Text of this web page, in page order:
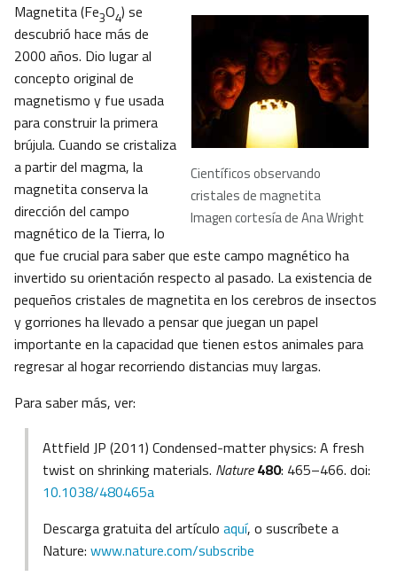
Científicos observando
cristales de magnetita
Imagen cortesía de Ana Wright
Magnetita (Fe3O4) se
descubrió hace más de
2000 años. Dio lugar al
concepto original de
magnetismo y fue usada
para construir la primera
brújula. Cuando se cristaliza
a partir del magma, la
magnetita conserva la
dirección del campo
magnético de la Tierra, lo
que fue crucial para saber que este campo magnético ha
invertido su orientación respecto al pasado. La existencia de
pequeños cristales de magnetita en los cerebros de insectos
y gorriones ha llevado a pensar que juegan un papel
importante en la capacidad que tienen estos animales para
regresar al hogar recorriendo distancias muy largas.
Para saber más, ver:
Attfield JP (2011) Condensed-matter physics: A fresh
twist on shrinking materials. Nature 480: 465–466. doi:
10.1038/480465a
Descarga gratuita del artículo aquí, o suscríbete a
Nature: www.nature.com/subscribe